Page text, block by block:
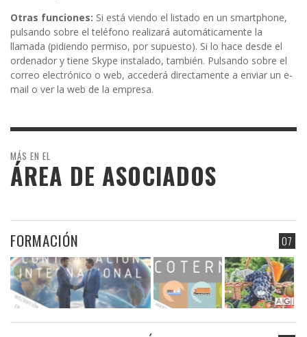
Otras funciones: Si está viendo el listado en un smartphone,
pulsando sobre el teléfono realizará automáticamente la
llamada (pidiendo permiso, por supuesto). Si lo hace desde el
ordenador y tiene Skype instalado, también. Pulsando sobre el
correo electrónico o web, accederá directamente a enviar un e-
mail o ver la web de la empresa.
MÁS EN EL
ÁREA DE ASOCIADOS
07
FORMACIÓN